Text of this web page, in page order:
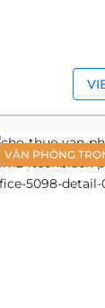
VĂN PHÒNG